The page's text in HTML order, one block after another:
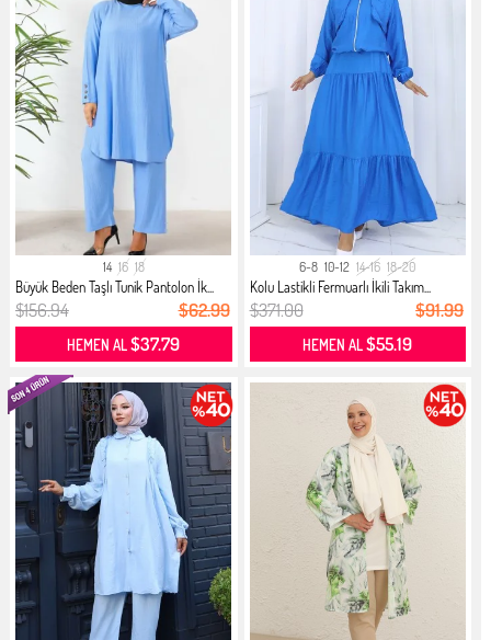
14 16 18
Büyük Beden Taşlı Tunik Pantolon İk...
$156.94 $62.99
HEMEN AL$37.79
6-8 10-12 14-16 18-20
Kolu Lastikli Fermuarlı İkili Takım...
$371.00 $91.99
HEMEN AL$55.19